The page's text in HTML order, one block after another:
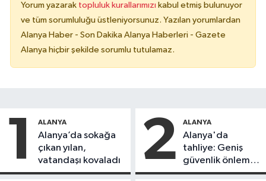
Yorum yazarak topluluk kurallarımızı kabul etmiş bulunuyor
ve tüm sorumluluğu üstleniyorsunuz. Yazılan yorumlardan
Alanya Haber - Son Dakika Alanya Haberleri - Gazete
Alanya hiçbir şekilde sorumlu tutulamaz.
1 ALANYA
Alanya’da sokağa
çıkan yılan,
vatandaşı kovaladı
2 ALANYA
Alanya'da
tahliye: Geniş
güvenlik önlemi
alındı